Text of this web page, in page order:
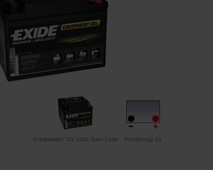
Fritidsbatteri 12V 25Ah Tudor Exide Polställning (0)